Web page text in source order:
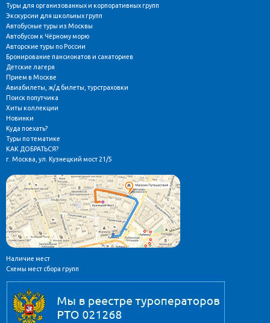
Туры для организованных и корпоративных групп
Экскурсии для школьных групп
Автобусные туры из Москвы
Автобусом к Чёрному морю
Авторские туры по России
Бронирование пансионатов и санаториев
Детские лагеря
Прием в Москве
Авиабилеты, ж/д билеты, турстраховки
Поиск попутчика
Хиты коллекции
Новинки
Куда поехать?
Туры по тематике
КАК ДОБРАТЬСЯ?
г. Москва, ул. Кузнецкий мост 21/5
Наличие мест
Схемы мест сбора групп